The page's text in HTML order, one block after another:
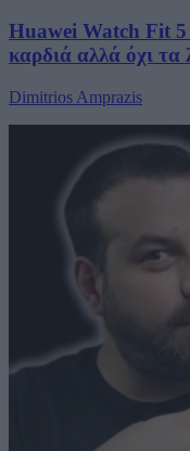
Huawei Watch Fit 5
καρδιά αλλά όχι τα
Dimitrios Amprazis